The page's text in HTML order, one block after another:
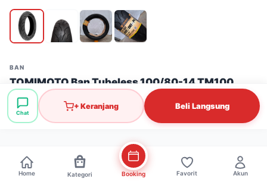
BAN
TOMIMOTO Ban Tubeless 100/80-14 TM100
Stok: 396 pcs
Rp0
Chat
+ Keranjang Beli Langsung
Home Kategori Booking Favorit Akun